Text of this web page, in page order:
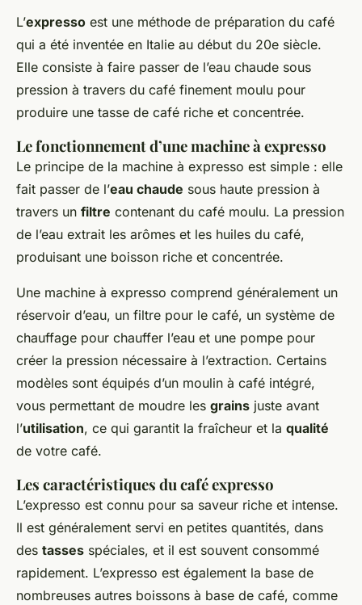
L’expresso est une méthode de préparation du café
qui a été inventée en Italie au début du 20e siècle.
Elle consiste à faire passer de l’eau chaude sous
pression à travers du café finement moulu pour
produire une tasse de café riche et concentrée.
Le fonctionnement d’une machine à expresso
Le principe de la machine à expresso est simple : elle
fait passer de l’eau chaude sous haute pression à
travers un filtre contenant du café moulu. La pression
de l’eau extrait les arômes et les huiles du café,
produisant une boisson riche et concentrée.
Une machine à expresso comprend généralement un
réservoir d’eau, un filtre pour le café, un système de
chauffage pour chauffer l’eau et une pompe pour
créer la pression nécessaire à l’extraction. Certains
modèles sont équipés d’un moulin à café intégré,
vous permettant de moudre les grains juste avant
l’utilisation, ce qui garantit la fraîcheur et la qualité
de votre café.
Les caractéristiques du café expresso
L’expresso est connu pour sa saveur riche et intense.
Il est généralement servi en petites quantités, dans
des tasses spéciales, et il est souvent consommé
rapidement. L’expresso est également la base de
nombreuses autres boissons à base de café, comme